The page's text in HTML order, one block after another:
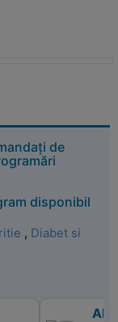
de
disponibil
, Diabet si